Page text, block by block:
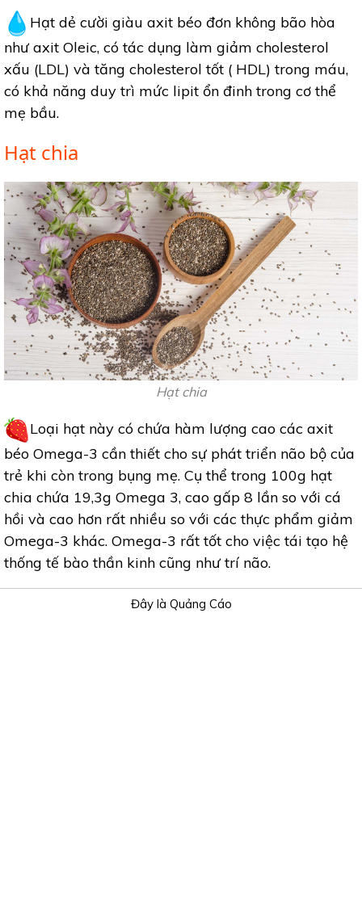
Hạt dẻ cười giàu axit béo đơn không bão hòa
như axit Oleic, có tác dụng làm giảm cholesterol
xấu (LDL) và tăng cholesterol tốt ( HDL) trong máu,
có khả năng duy trì mức lipit ổn đinh trong cơ thể
mẹ bầu.
Hạt chia
Hạt chia
Loại hạt này có chứa hàm lượng cao các axit
béo Omega-3 cần thiết cho sự phát triển não bộ của
trẻ khi còn trong bụng mẹ. Cụ thể trong 100g hạt
chia chứa 19,3g Omega 3, cao gấp 8 lần so với cá
hồi và cao hơn rất nhiều so với các thực phẩm giảm
Omega-3 khác. Omega-3 rất tốt cho việc tái tạo hệ
thống tế bào thần kinh cũng như trí não.
Đây là Quảng Cáo